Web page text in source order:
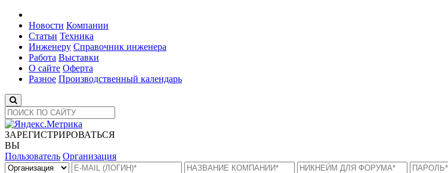
Новости Компании
Статьи Техника
Инженеру Справочник инженера
Работа Выставки
О сайте Оферта
Разное Производственный календарь
ЗАРЕГИСТРИРОВАТЬСЯ
ВЫ
Пользователь Организация